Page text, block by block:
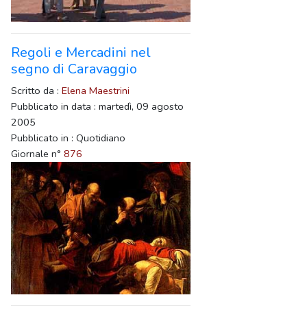
Regoli e Mercadini nel
segno di Caravaggio
Scritto da : Elena Maestrini
Pubblicato in data : martedì, 09 agosto
2005
Pubblicato in : Quotidiano
Giornale n° 876